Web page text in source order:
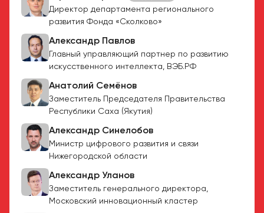
Директор департамента регионального
развития Фонда «Сколково»
Александр Павлов
Главный управляющий партнер по развитию
искусственного интеллекта, ВЭБ.РФ
Анатолий Семёнов
Заместитель Председателя Правительства
Республики Саха (Якутия)
Александр Синелобов
Министр цифрового развития и связи
Нижегородской области
Александр Уланов
Заместитель генерального директора,
Московский инновационный кластер